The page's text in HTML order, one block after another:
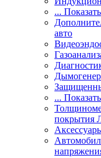
...
авто
...
покрытия